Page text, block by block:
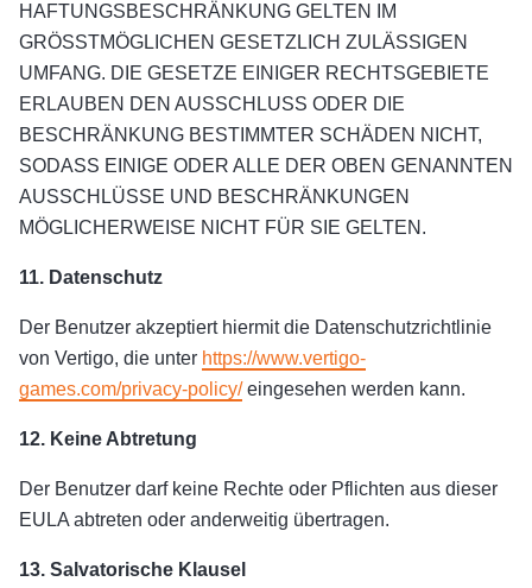
HAFTUNGSBESCHRÄNKUNG GELTEN IM
GRÖSSTMÖGLICHEN GESETZLICH ZULÄSSIGEN
UMFANG. DIE GESETZE EINIGER RECHTSGEBIETE
ERLAUBEN DEN AUSSCHLUSS ODER DIE
BESCHRÄNKUNG BESTIMMTER SCHÄDEN NICHT,
SODASS EINIGE ODER ALLE DER OBEN GENANNTEN
AUSSCHLÜSSE UND BESCHRÄNKUNGEN
MÖGLICHERWEISE NICHT FÜR SIE GELTEN.
11. Datenschutz
Der Benutzer akzeptiert hiermit die Datenschutzrichtlinie
von Vertigo, die unter https://www.vertigo-
games.com/privacy-policy/eingesehen werden kann.
12. Keine Abtretung
Der Benutzer darf keine Rechte oder Pflichten aus dieser
EULA abtreten oder anderweitig übertragen.
13. Salvatorische Klausel